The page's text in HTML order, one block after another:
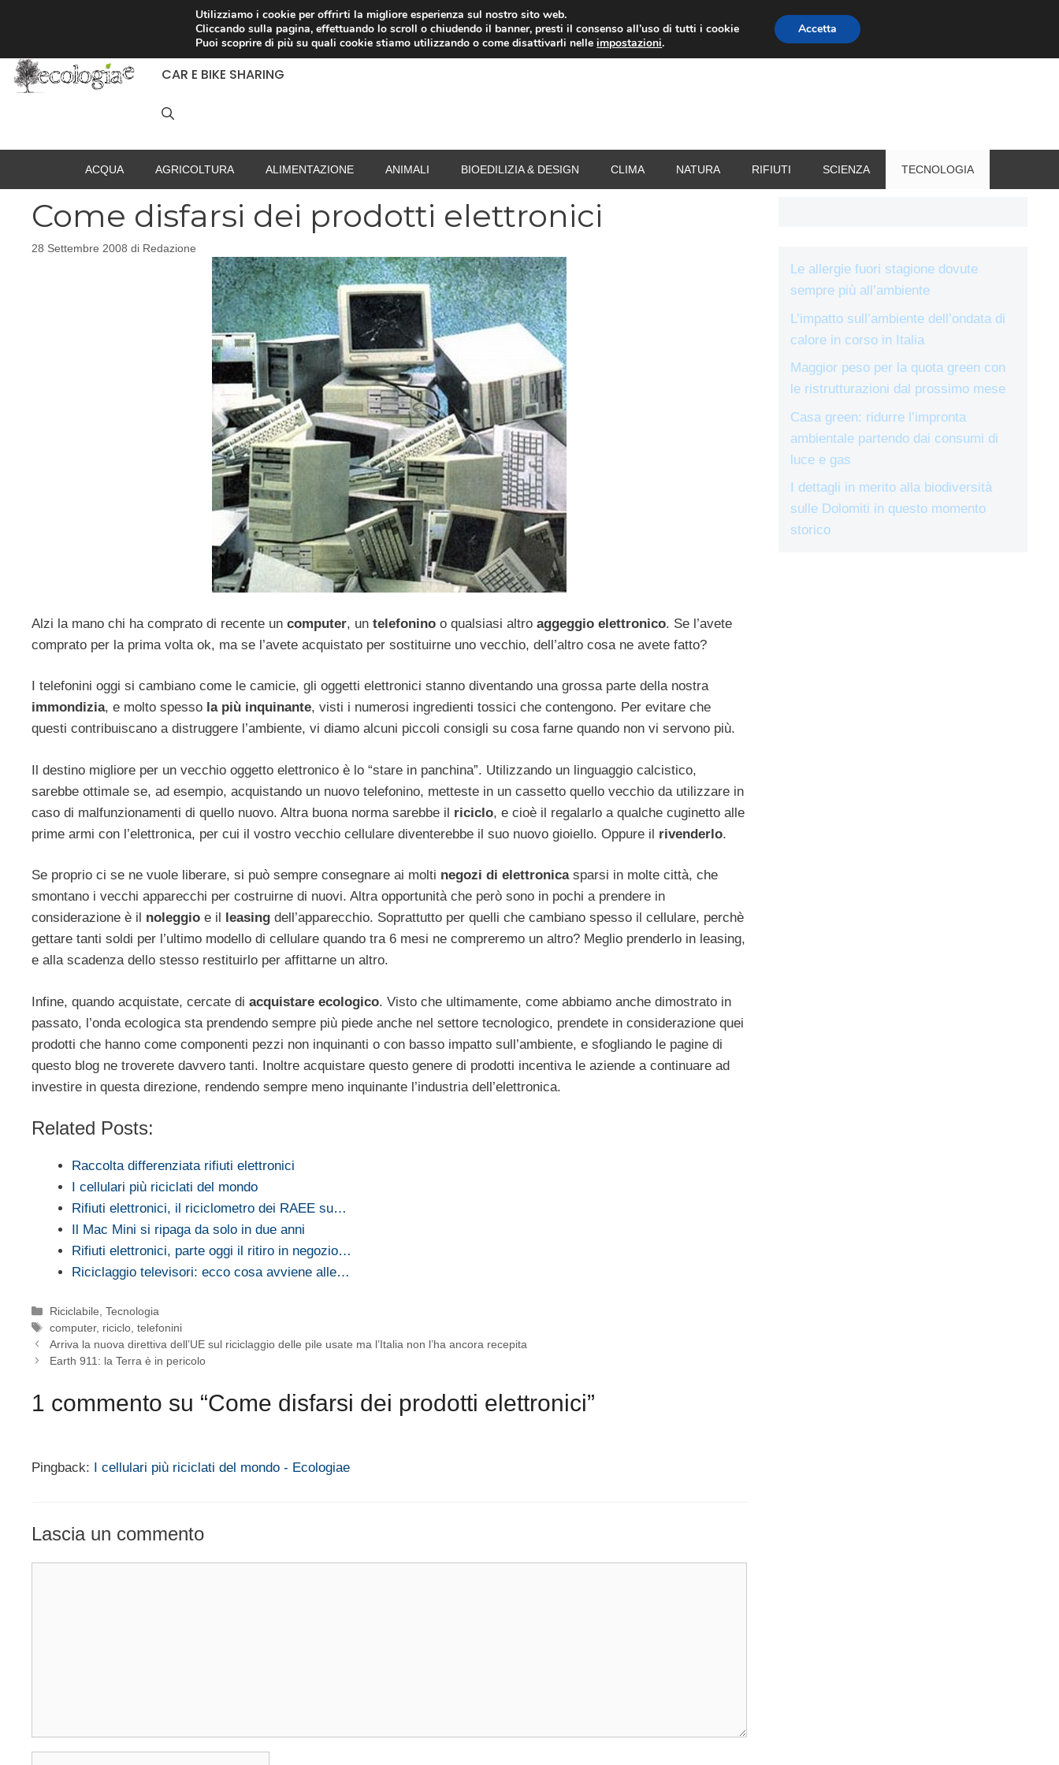
RACCOLTA DIFFERENZIATA RISPARMIO ENERGETICO SPESA TERMOVALORIZZATORI VACANZE
CAR E BIKE SHARING
ACQUA AGRICOLTURA ALIMENTAZIONE ANIMALI BIOEDILIZIA & DESIGN CLIMA NATURA RIFIUTI SCIENZA TECNOLOGIA
Come disfarsi dei prodotti elettronici
28 Settembre 2008 di Redazione
Alzi la mano chi ha comprato di recente un computer, un telefonino o qualsiasi altro aggeggio elettronico. Se l’avete
comprato per la prima volta ok, ma se l’avete acquistato per sostituirne uno vecchio, dell’altro cosa ne avete fatto?
I telefonini oggi si cambiano come le camicie, gli oggetti elettronici stanno diventando una grossa parte della nostra
immondizia, e molto spesso la più inquinante, visti i numerosi ingredienti tossici che contengono. Per evitare che
questi contribuiscano a distruggere l’ambiente, vi diamo alcuni piccoli consigli su cosa farne quando non vi servono più.
Il destino migliore per un vecchio oggetto elettronico è lo “stare in panchina”. Utilizzando un linguaggio calcistico,
sarebbe ottimale se, ad esempio, acquistando un nuovo telefonino, metteste in un cassetto quello vecchio da utilizzare in
caso di malfunzionamenti di quello nuovo. Altra buona norma sarebbe il riciclo, e cioè il regalarlo a qualche cuginetto alle
prime armi con l’elettronica, per cui il vostro vecchio cellulare diventerebbe il suo nuovo gioiello. Oppure il rivenderlo.
Se proprio ci se ne vuole liberare, si può sempre consegnare ai molti negozi di elettronicasparsi in molte città, che
smontano i vecchi apparecchi per costruirne di nuovi. Altra opportunità che però sono in pochi a prendere in
considerazione è il noleggio e il leasing dell’apparecchio. Soprattutto per quelli che cambiano spesso il cellulare, perchè
gettare tanti soldi per l’ultimo modello di cellulare quando tra 6 mesi ne compreremo un altro? Meglio prenderlo in leasing,
e alla scadenza dello stesso restituirlo per affittarne un altro.
Infine, quando acquistate, cercate di acquistare ecologico. Visto che ultimamente, come abbiamo anche dimostrato in
passato, l’onda ecologica sta prendendo sempre più piede anche nel settore tecnologico, prendete in considerazione quei
prodotti che hanno come componenti pezzi non inquinanti o con basso impatto sull’ambiente, e sfogliando le pagine di
questo blog ne troverete davvero tanti. Inoltre acquistare questo genere di prodotti incentiva le aziende a continuare ad
investire in questa direzione, rendendo sempre meno inquinante l’industria dell’elettronica.
Related Posts:
Raccolta differenziata rifiuti elettronici
I cellulari più riciclati del mondo
Rifiuti elettronici, il riciclometro dei RAEE su…
Il Mac Mini si ripaga da solo in due anni
Rifiuti elettronici, parte oggi il ritiro in negozio…
Riciclaggio televisori: ecco cosa avviene alle…
Categorie
Riciclabile ,Tecnologia
Tag
computer, riciclo ,telefonini
Arriva la nuova direttiva dell’UE sul riciclaggio delle pile usate ma l’Italia non l’ha ancora recepita
Earth 911: la Terra è in pericolo
1 commento su “Come disfarsi dei prodotti elettronici”
Pingback: I cellulari più riciclati del mondo - Ecologiae
Lascia un commento
Le allergie fuori stagione dovute
sempre più all’ambiente
L’impatto sull’ambiente dell’ondata di
calore in corso in Italia
Maggior peso per la quota green con
le ristrutturazioni dal prossimo mese
Casa green: ridurre l’impronta
ambientale partendo dai consumi di
luce e gas
I dettagli in merito alla biodiversità
sulle Dolomiti in questo momento
storico
Utilizziamo i cookie per offrirti la migliore esperienza sul nostro sito web.
Cliccando sulla pagina, effettuando lo scroll o chiudendo il banner, presti il consenso all’uso di tutti i cookie
Puoi scoprire di più su quali cookie stiamo utilizzando o come disattivarli nelleimpostazioni.
Accetta